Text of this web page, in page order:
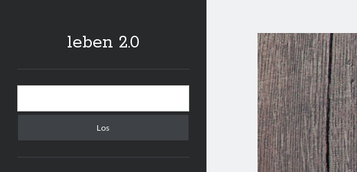
leben 2.0
Sidebar